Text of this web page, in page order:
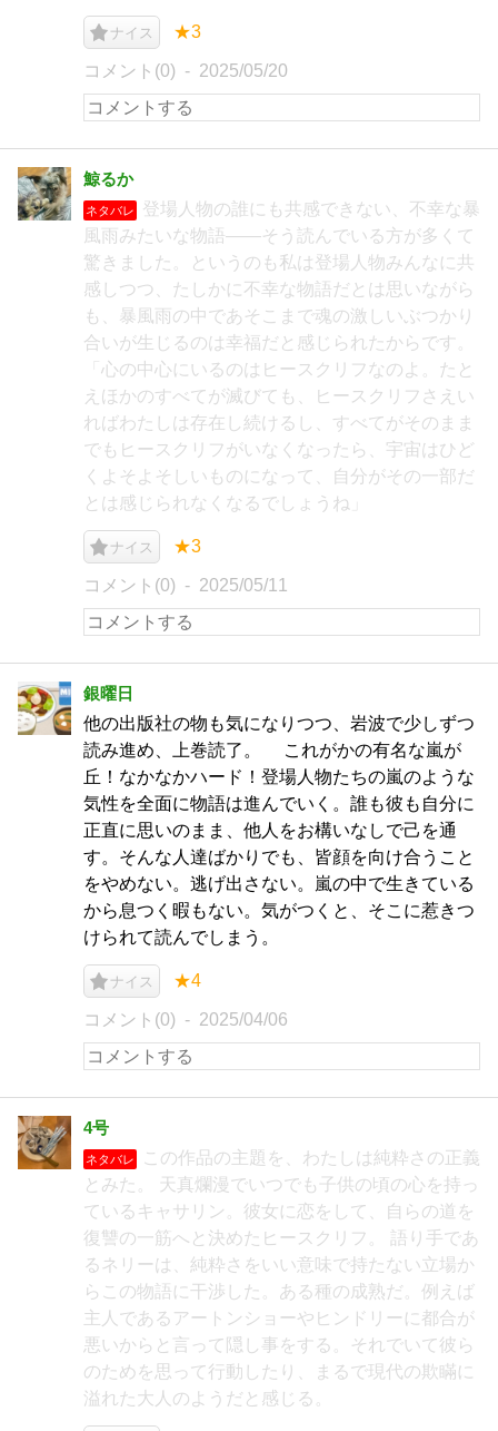
ナイス ★3
コメント(0) 2025/05/20
鯨るか
ネタバレ
登場人物の誰にも共感できない、不幸な暴
風雨みたいな物語――そう読んでいる方が多くて
驚きました。というのも私は登場人物みんなに共
感しつつ、たしかに不幸な物語だとは思いながら
も、暴風雨の中であそこまで魂の激しいぶつかり
合いが生じるのは幸福だと感じられたからです。
「心の中心にいるのはヒースクリフなのよ。たと
えほかのすべてが滅びても、ヒースクリフさえい
ればわたしは存在し続けるし、すべてがそのまま
でもヒースクリフがいなくなったら、宇宙はひど
くよそよそしいものになって、自分がその一部だ
とは感じられなくなるでしょうね」
ナイス ★3
コメント(0) 2025/05/11
銀曜日
他の出版社の物も気になりつつ、岩波で少しずつ
読み進め、上巻読了。 これがかの有名な嵐が
丘！なかなかハード！登場人物たちの嵐のような
気性を全面に物語は進んでいく。誰も彼も自分に
正直に思いのまま、他人をお構いなしで己を通
す。そんな人達ばかりでも、皆顔を向け合うこと
をやめない。逃げ出さない。嵐の中で生きている
から息つく暇もない。気がつくと、そこに惹きつ
けられて読んでしまう。
ナイス ★4
コメント(0) 2025/04/06
4号
ネタバレ
この作品の主題を、わたしは純粋さの正義
とみた。 天真爛漫でいつでも子供の頃の心を持っ
ているキャサリン。彼女に恋をして、自らの道を
復讐の一筋へと決めたヒースクリフ。 語り手であ
るネリーは、純粋さをいい意味で持たない立場か
らこの物語に干渉した。ある種の成熟だ。例えば
主人であるアートンショーやヒンドリーに都合が
悪いからと言って隠し事をする。それでいて彼ら
のためを思って行動したり、まるで現代の欺瞞に
溢れた大人のようだと感じる。